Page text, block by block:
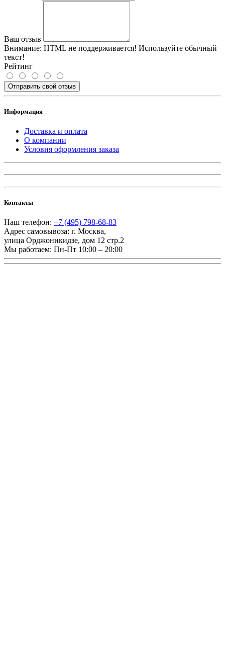
Ваш отзыв
Внимание: HTML не поддерживается! Используйте обычный
текст!
Рейтинг
Отправить свой отзыв
Информация
Доставка и оплата
О компании
Условия оформления заказа
Контакты
Наш телефон: +7 (495) 798-68-83
Адрес самовывоза: г. Москва,
улица Орджоникидзе, дом 12 стр.2
Мы работаем: Пн-Пт 10:00 – 20:00